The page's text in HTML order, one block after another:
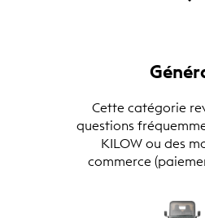
Cette catégorie
questions
KILOW ou des
commerce